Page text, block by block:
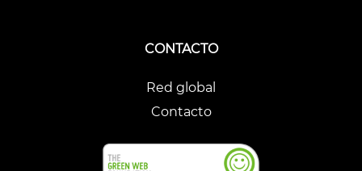
CONTACTO
Red global
Contacto